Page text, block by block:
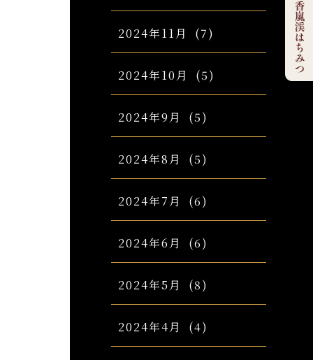
2024年11月 (7)
2024年10月 (5)
2024年9月 (5)
2024年8月 (5)
2024年7月 (6)
2024年6月 (6)
2024年5月 (8)
2024年4月 (4)